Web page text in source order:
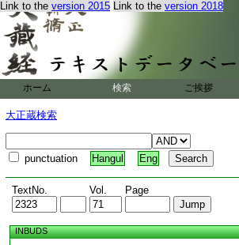
Link to the version 2015 Link to the version 2018
ホーム 検索 ご挨拶
大正蔵検索
punctuation Hangul Eng
TextNo. Vol. Page
INBUDS